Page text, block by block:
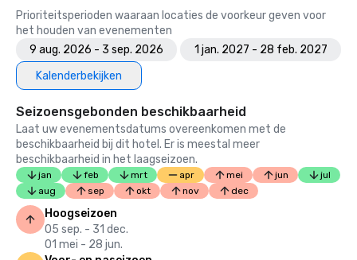
Prioriteitsperioden waaraan locaties de voorkeur geven voor
het houden van evenementen
9 aug. 2026 - 3 sep. 2026
1 jan. 2027 - 28 feb. 2027
Kalenderbekijken
Seizoensgebonden beschikbaarheid
Laat uw evenementsdatums overeenkomen met de
beschikbaarheid bij dit hotel. Er is meestal meer
beschikbaarheid in het laagseizoen.
jan feb mrt apr mei jun
jul
aug
sep okt nov dec
Hoogseizoen
05 sep. - 31 dec.
01 mei - 28 jun.